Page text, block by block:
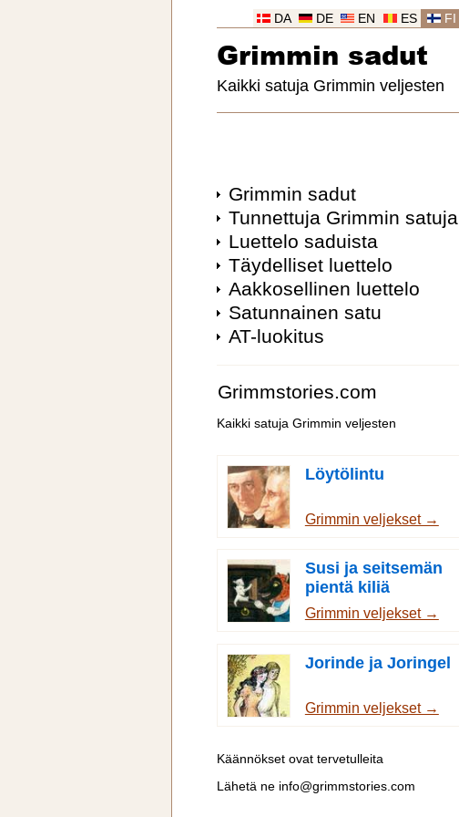
FI
ES
EN
DE
DA
Grimmin sadut
Kaikki satuja Grimmin veljesten
Grimmin sadut
Tunnettuja Grimmin satuja
Luettelo saduista
Täydelliset luettelo
Aakkosellinen luettelo
Satunnainen satu
AT-luokitus
Grimmstories.com
Kaikki satuja Grimmin veljesten
Löytölintu
Grimmin veljekset →
Susi ja seitsemän
pientä kiliä
Grimmin veljekset →
Jorinde ja Joringel
Grimmin veljekset →
Käännökset ovat tervetulleita
Lähetä ne info@grimmstories.com